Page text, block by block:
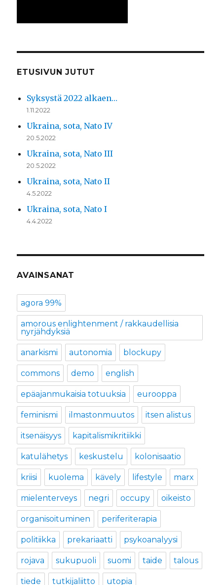
ETUSIVUN JUTUT
Syksystä 2022 alkaen…
1.11.2022
Ukraina, sota, Nato IV
20.5.2022
Ukraina, sota, Nato III
20.5.2022
Ukraina, sota, Nato II
4.5.2022
Ukraina, sota, Nato I
4.4.2022
AVAINSANAT
agora 99%
amorous enlightenment / rakkaudellisia
nyrjähdyksiä
anarkismi autonomia blockupy
commons demo english
epäajanmukaisia totuuksia eurooppa
feminismi ilmastonmuutos itsen alistus
itsenäisyys kapitalismikritiikki
katulähetys keskustelu kolonisaatio
kriisi kuolema kävely lifestyle marx
mielenterveys negri occupy oikeisto
organisoituminen periferiterapia
politiikka prekariaatti psykoanalyysi
rojava sukupuoli suomi taide talous
tiede tutkijaliitto utopia